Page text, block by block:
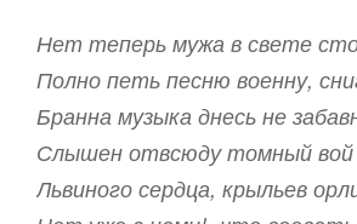
Нет теперь мужа в свете
Полно петь песню военну,
Бранна музыка днесь не
Слышен отвсюду томный вой
Львиного сердца, крыльев